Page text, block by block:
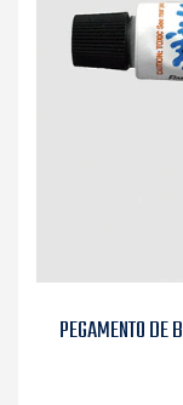
PEGAMENTO DE